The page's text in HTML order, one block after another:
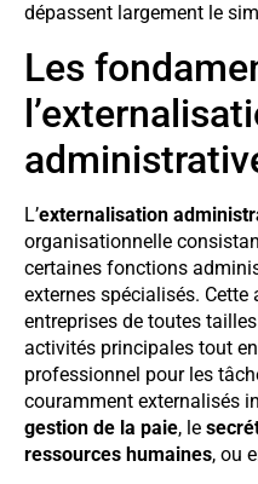
dépassent largement le
Les
L’externalisation
organisationnelle
certaines fonctions
externes spécialisés. Cette
entreprises de toutes
activités principales tout
professionnel pour les
couramment externalisés
gestion de la paie, le
ressources humaines, ou